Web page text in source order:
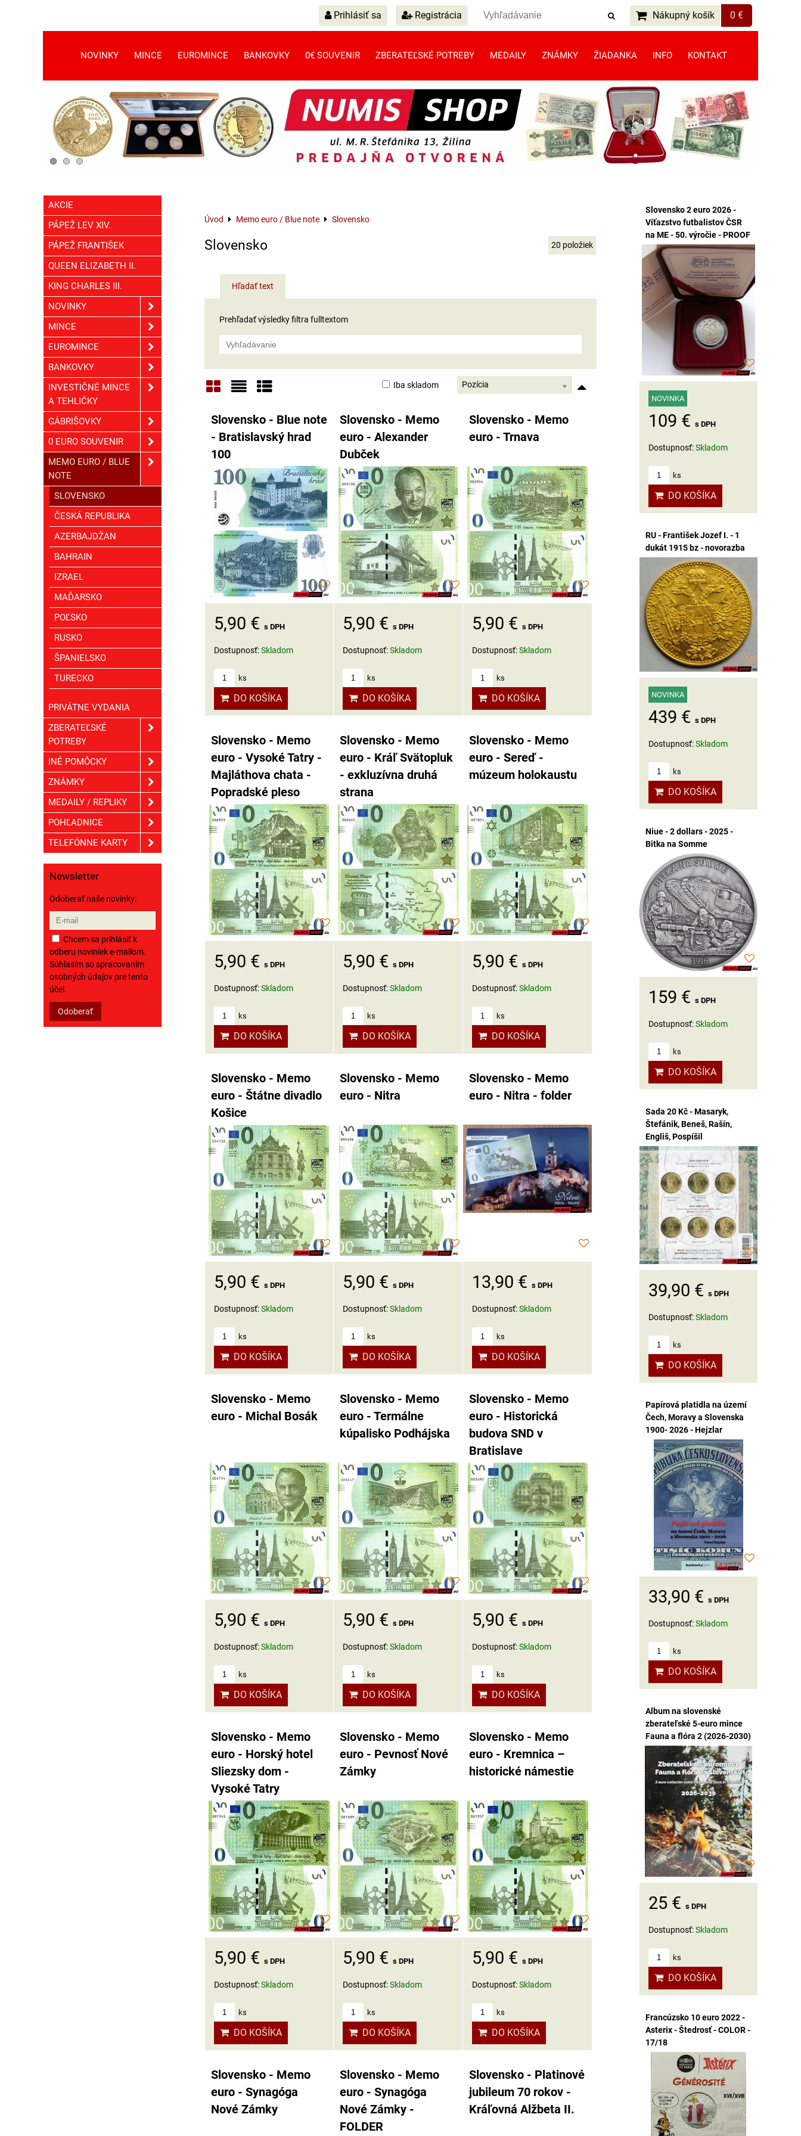
Prihlásiť sa Registrácia Nákupný košík 0 €
NOVINKY MINCE EUROMINCE BANKOVKY 0€ SOUVENIR ZBERATEĽSKÉ POTREBY MEDAILY ZNÁMKY ŽIADANKA INFO KONTAKT
Úvod Memo euro / Blue note Slovensko
Slovensko 20 položiek
Hľadať text
Prehľadať výsledky filtra fulltextom
Pozícia
Iba skladom
Slovensko - Blue note
- Bratislavský hrad
100
5,90 € s DPH
Dostupnosť:Skladom
ks
DO KOŠÍKA
Slovensko - Memo
euro - Alexander
Dubček
5,90 €s DPH
Dostupnosť:Skladom
ks
DO KOŠÍKA
Slovensko - Memo
euro - Trnava
5,90 €s DPH
Dostupnosť:Skladom
ks
DO KOŠÍKA
Slovensko - Memo
euro - Vysoké Tatry -
Majláthova chata -
Popradské pleso
5,90 € s DPH
Dostupnosť:Skladom
ks
DO KOŠÍKA
Slovensko - Memo
euro - Kráľ Svätopluk
- exkluzívna druhá
strana
5,90 €s DPH
Dostupnosť:Skladom
ks
DO KOŠÍKA
Slovensko - Memo
euro - Sereď -
múzeum holokaustu
5,90 €s DPH
Dostupnosť:Skladom
ks
DO KOŠÍKA
Slovensko - Memo
euro - Štátne divadlo
Košice
5,90 € s DPH
Dostupnosť:Skladom
ks
DO KOŠÍKA
Slovensko - Memo
euro - Nitra
5,90 €s DPH
Dostupnosť:Skladom
ks
DO KOŠÍKA
Slovensko - Memo
euro - Nitra - folder
13,90 €s DPH
Dostupnosť:Skladom
ks
DO KOŠÍKA
Slovensko - Memo
euro - Michal Bosák
5,90 € s DPH
Dostupnosť:Skladom
ks
DO KOŠÍKA
Slovensko - Memo
euro - Termálne
kúpalisko Podhájska
5,90 €s DPH
Dostupnosť:Skladom
ks
DO KOŠÍKA
Slovensko - Memo
euro - Historická
budova SND v
Bratislave
5,90 €s DPH
Dostupnosť:Skladom
ks
DO KOŠÍKA
Slovensko - Memo
euro - Horský hotel
Sliezsky dom -
Vysoké Tatry
5,90 € s DPH
Dostupnosť:Skladom
ks
DO KOŠÍKA
Slovensko - Memo
euro - Pevnosť Nové
Zámky
5,90 €s DPH
Dostupnosť:Skladom
ks
DO KOŠÍKA
Slovensko - Memo
euro - Kremnica –
historické námestie
5,90 €s DPH
Dostupnosť:Skladom
ks
DO KOŠÍKA
Slovensko - Memo
euro - Synagóga
Nové Zámky
Slovensko - Memo
euro - Synagóga
Nové Zámky -
FOLDER
Slovensko - Platinové
jubileum 70 rokov -
Kráľovná Alžbeta II.
AKCIE
PÁPEŽ LEV XIV.
PÁPEŽ FRANTIŠEK
QUEEN ELIZABETH II.
KING CHARLES III.
NOVINKY
MINCE
EUROMINCE
BANKOVKY
INVESTIČNÉ MINCE
A TEHLIČKY
GÁBRIŠOVKY
0 EURO SOUVENIR
MEMO EURO / BLUE
NOTE
SLOVENSKO
ČESKÁ REPUBLIKA
AZERBAJDŽAN
BAHRAIN
IZRAEL
MAĎARSKO
POĽSKO
RUSKO
ŠPANIELSKO
TURECKO
PRIVÁTNE VYDANIA
ZBERATEĽSKÉ
POTREBY
INÉ POMÔCKY
ZNÁMKY
MEDAILY / REPLIKY
POHĽADNICE
TELEFÓNNE KARTY
Newsletter
Odoberať naše novinky:
Chcem sa prihlásiť k
odberu noviniek e-mailom.
Súhlasím so spracovaním
osobných údajov pre tento
účel.
Odoberať
Slovensko 2 euro 2026 -
Víťazstvo futbalistov ČSR
na ME - 50. výročie - PROOF
NOVINKA
109 € s DPH
Dostupnosť:Skladom
ks
DO KOŠÍKA
RU - František Jozef I. - 1
dukát 1915 bz - novorazba
NOVINKA
439 € s DPH
Dostupnosť:Skladom
ks
DO KOŠÍKA
Niue - 2 dollars - 2025 -
Bitka na Somme
159 € s DPH
Dostupnosť:Skladom
ks
DO KOŠÍKA
Sada 20 Kč - Masaryk,
Štefánik, Beneš, Rašín,
Engliš, Pospíšil
39,90 € s DPH
Dostupnosť:Skladom
ks
DO KOŠÍKA
Papírová platidla na území
Čech, Moravy a Slovenska
1900- 2026 - Hejzlar
33,90 € s DPH
Dostupnosť:Skladom
ks
DO KOŠÍKA
Album na slovenské
zberateľské 5-euro mince
Fauna a flóra 2 (2026-2030)
25 € s DPH
Dostupnosť:Skladom
ks
DO KOŠÍKA
Francúzsko 10 euro 2022 -
Asterix - Štedrosť - COLOR -
17/18